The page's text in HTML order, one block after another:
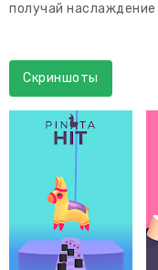
получай наслаждение
Скриншоты